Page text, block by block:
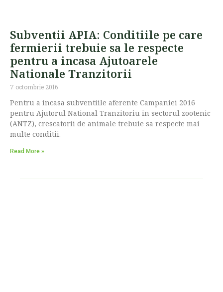
Subventii APIA: Conditiile pe care
fermierii trebuie sa le respecte
pentru a incasa Ajutoarele
Nationale Tranzitorii
7 octombrie 2016
Pentru a incasa subventiile aferente Campaniei 2016
pentru Ajutorul National Tranzitoriu in sectorul zootenic
(ANTZ), crescatorii de animale trebuie sa respecte mai
multe conditii.
Read More »